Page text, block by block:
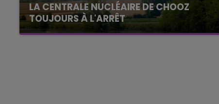
LA CENTRALE NUCLÉAIRE DE CHOOZ
TOUJOURS À L'ARRÊT
Cela fait déjà une semaine que la centrale